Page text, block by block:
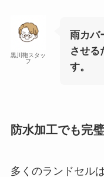
黒川鞄スタッ
フ
雨カバ
させる
す。
防水加工でも完
多くのランドセル